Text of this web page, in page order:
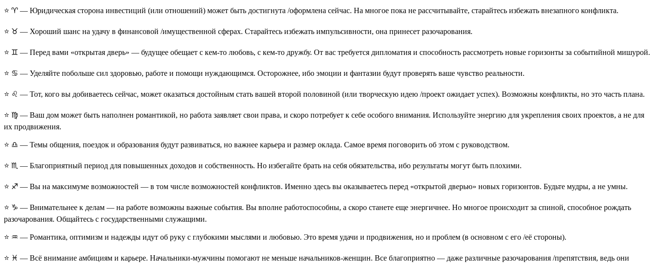
⭐ ♈ — Юридическая сторона инвестиций (или отношений) может быть достигнута /оформлена сейчас. На многое пока не рассчитывайте, старайтесь избежать внезапного конфликта.
⭐ ♉ — Хороший шанс на удачу в финансовой /имущественной сферах. Старайтесь избежать импульсивности, она принесет разочарования.
⭐ ♊ — Перед вами «открытая дверь» — будущее обещает с кем-то любовь, с кем-то дружбу. От вас требуется дипломатия и способность рассмотреть новые горизонты за событийной мишурой.
⭐ ♋ — Уделяйте побольше сил здоровью, работе и помощи нуждающимся. Осторожнее, ибо эмоции и фантазии будут проверять ваше чувство реальности.
⭐ ♌ — Тот, кого вы добиваетесь сейчас, может оказаться достойным стать вашей второй половиной (или творческую идею /проект ожидает успех). Возможны конфликты, но это часть плана.
⭐ ♍ — Ваш дом может быть наполнен романтикой, но работа заявляет свои права, и скоро потребует к себе особого внимания. Используйте энергию для укрепления своих проектов, а не для
их продвижения.
⭐ ♎ — Темы общения, поездок и образования будут развиваться, но важнее карьера и размер оклада. Самое время поговорить об этом с руководством.
⭐ ♏ — Благоприятный период для повышенных доходов и собственность. Но избегайте брать на себя обязательства, ибо результаты могут быть плохими.
⭐ ♐ — Вы на максимуме возможностей — в том числе возможностей конфликтов. Именно здесь вы оказываетесь перед «открытой дверью» новых горизонтов. Будьте мудры, а не умны.
⭐ ♑ — Внимательнее к делам — на работе возможны важные события. Вы вполне работоспособны, а скоро станете еще энергичнее. Но многое происходит за спиной, способное рождать
разочарования. Общайтесь с государственными служащими.
⭐ ♒ — Романтика, оптимизм и надежды идут об руку с глубокими мыслями и любовью. Это время удачи и продвижения, но и проблем (в основном с его /её стороны).
⭐ ♓ — Всё внимание амбициям и карьере. Начальники-мужчины помогают не меньше начальников-женщин. Все благоприятно — даже различные разочарования /препятствия, ведь они